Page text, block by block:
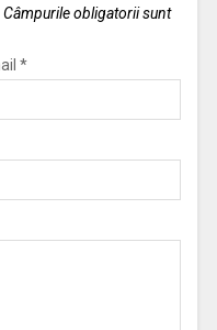
Câmpurile obligatorii sunt
*